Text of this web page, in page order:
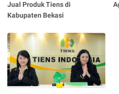
Jual Produk Tiens di
Kabupaten Bekasi